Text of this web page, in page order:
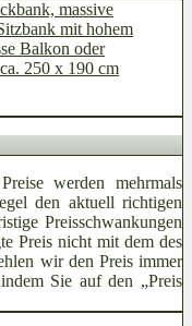
massive
mit hohem
Balkon oder
250 x 190 cm
werden mehrmals
den aktuell richtigen
Preisschwankungen
Preis nicht mit dem des
wir den Preis immer
Sie auf den „Preis